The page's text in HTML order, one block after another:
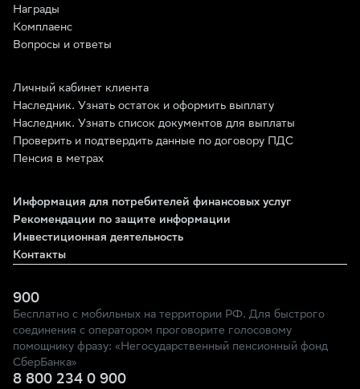
Награды
Комплаенс
Вопросы и ответы
Личный кабинет клиента
Наследник. Узнать остаток и оформить выплату
Наследник. Узнать список документов для выплаты
Проверить и подтвердить данные по договору ПДС
Пенсия в метрах
Информация для потребителей финансовых услуг
Рекомендации по защите информации
Инвестиционная деятельность
Контакты
900
Бесплатно с мобильных на территории РФ. Для быстрого
соединения с оператором проговорите голосовому
помощнику фразу: «Негосударственный пенсионный фонд
СберБанка»
8 800 234 0 900